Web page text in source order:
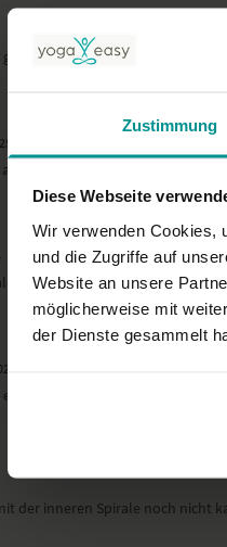
Zustimmung
Diese Webseite
Wir verwenden Cookies,
und die Zugriffe auf
Website an unsere
möglicherweise mit
der Dienste gesammelt
Ich habe Muskeln gespürt,
die Spiralen öffnet Welten -
dient, ist mir nicht ganz klar
klarer.
der inneren Spirale noch nicht